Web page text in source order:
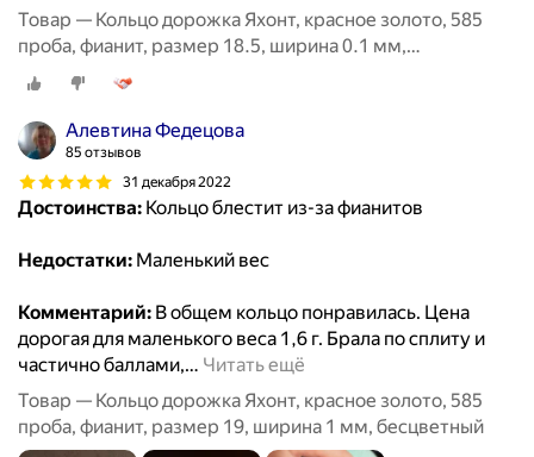
Товар — Кольцо дорожка Яхонт, красное золото, 585
проба, фианит, размер 18.5, ширина 0.1 мм,
бесцветный
Алевтина Федецова
85 отзывов
31 декабря 2022
Достоинства: Кольцо блестит из-за фианитов
Недостатки: Маленький вес
Комментарий: В общем кольцо понравилась. Цена
дорогая для маленького веса 1,6 г. Брала по сплиту и
частично баллами,… Читать ещё
Товар — Кольцо дорожка Яхонт, красное золото, 585
проба, фианит, размер 19, ширина 1 мм, бесцветный